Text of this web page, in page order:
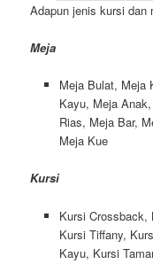
Adapun jenis kursi dan
Meja
Meja Bulat, Meja
Kayu, Meja
Rias, Meja Bar,
Meja Kue
Kursi
Kursi Crossback,
Kursi Tiffany,
Kayu, Kursi